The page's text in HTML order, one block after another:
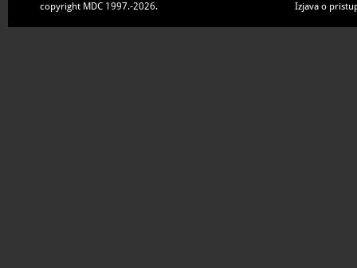
copyright MDC 1997.-2026. Izjava o